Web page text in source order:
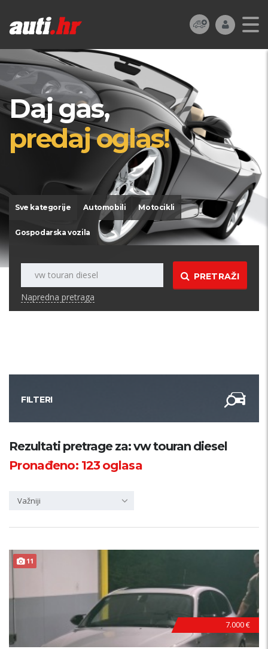
Daj gas,
predaj oglas!
Sve kategorije Automobili Motocikli
Gospodarska vozila
PRETRAŽI
Napredna pretraga
FILTERI
Kategorija
PRETRAŽI
Rezultati pretrage za: vw touran diesel
Pronađeno: 123oglasa
Važniji
11
7.000 €